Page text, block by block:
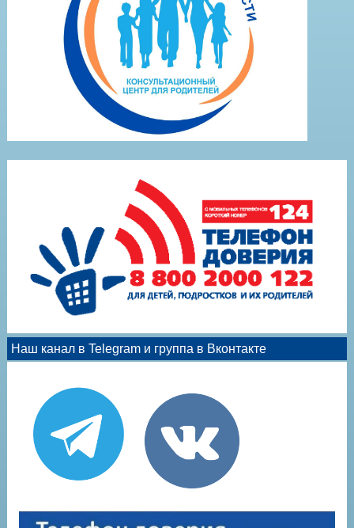
Наш канал в Telegram и группа в Вконтакте